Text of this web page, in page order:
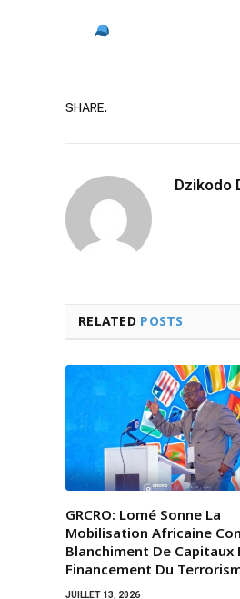
SHARE.
Dzikodo
RELATED POSTS
GRCRO: Lomé Sonne La
Mobilisation Africaine
Blanchiment De Capitaux
Financement Du
JUILLET 13, 2026